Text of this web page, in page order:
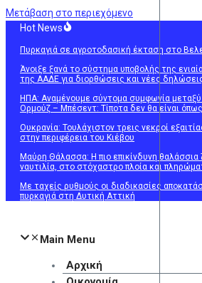
Μετάβαση στο περιεχόμενο
Hot News
Πυρκαγιά σε αγροτοδασική έκταση στο
Άνοιξε ξανά το σύστημα υποβολής της
της ΑΑΔΕ για διορθώσεις και νέες
ΗΠΑ: Αναμένουμε σύντομα συμφωνία μεταξύ
Ορμούζ – Μπέσεντ: Τίποτα δεν θα είναι
Ουκρανία: Τουλάχιστον τρεις νεκροί
στην περιφέρεια του Κιέβου
Μαύρη Θάλασσα: Η πιο επικίνδυνη θαλάσσια
ναυτιλία, στο στόχαστρο πλοία και
Με ταχείς ρυθμούς οι διαδικασίες
πυρκαγιά στη Δυτική Αττική
Main Menu
Αρχική